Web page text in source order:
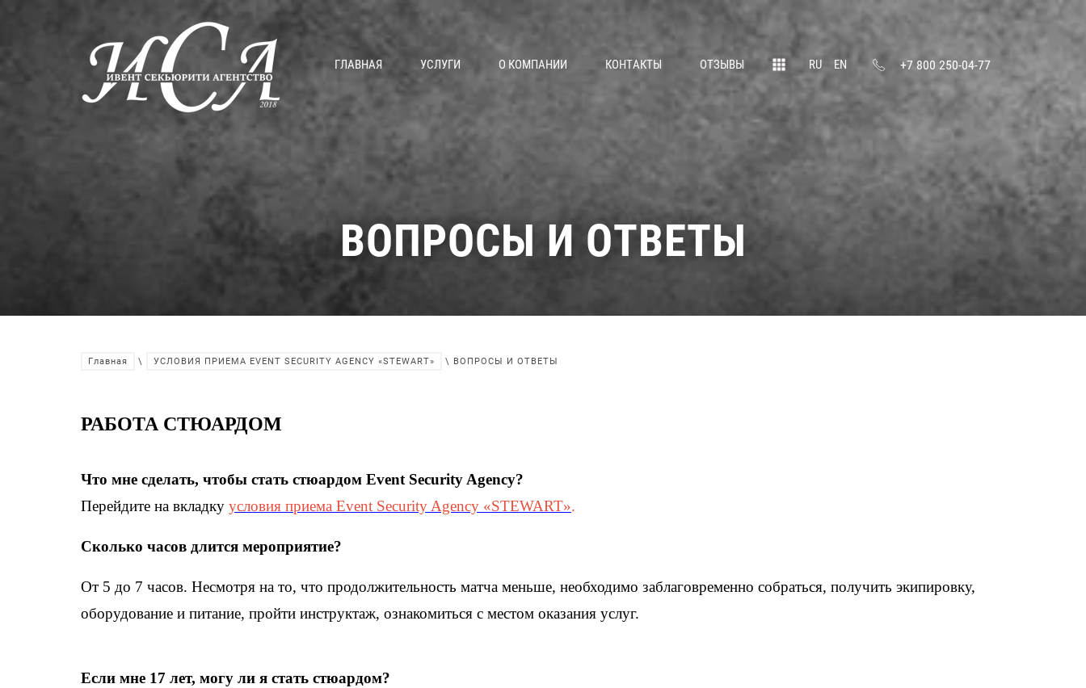
ГЛАВНАЯ УСЛУГИ О КОМПАНИИ КОНТАКТЫ ОТЗЫВЫ RU EN +7 800 250-04-77
ВОПРОСЫ И ОТВЕТЫ
Главная \ УСЛОВИЯ ПРИЕМА EVENT SECURITY AGENCY «STEWART» \ ВОПРОСЫ И ОТВЕТЫ
РАБОТА СТЮАРДОМ
Что мне сделать, чтобы стать стюардом Event Security Agency?
Перейдите на вкладку условия приема Event Security Agency «STEWART».
Сколько часов длится мероприятие?
От 5 до 7 часов. Несмотря на то, что продолжительность матча меньше, необходимо заблаговременно собраться, получить экипировку,
оборудование и питание, пройти инструктаж, ознакомиться с местом оказания услуг.
Если мне 17 лет, могу ли я стать стюардом?